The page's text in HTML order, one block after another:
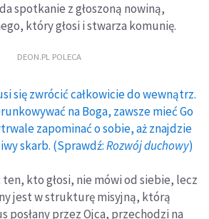
spotkanie z głoszoną nowiną,
który głosi i stwarza komunię.
DEON.PL POLECA
się zwrócić całkowicie do wewnątrz.
na Boga, zawsze mieć Go
zapominać o sobie, aż znajdzie
skarb. (Sprawdź:Rozwój duchowy)
ten, kto głosi, nie mówi od siebie, lecz
jest w strukturę misyjną, którą
posłany przez Ojca, przechodzi na